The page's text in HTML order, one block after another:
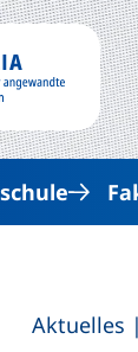
Aktuelles |